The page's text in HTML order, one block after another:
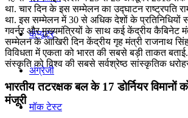
कंप्यूटर
अंग्रेजी
मॉक टेस्ट
था. चार दिन के इस सम्मेलन का उद्घाटन राष्ट्रपति
था. इस सम्मेलन में 30 से अधिक देशों के प्रतिनिधियों
गवर्नर और मुख्यमंत्रियों के साथ कई केंद्रीय कैबिनेट
सम्मेलन के आखिरी दिन केंद्रीय गृह मंत्री राजनाथ
विविधता में एकता को भारत की सबसे बड़ी ताकत बताई.
संस्कृति को विश्व की सबसे सर्वश्रेष्ठ सांस्कृतिक
भारतीय तटरक्षक बल के 17 डोर्नियर विमानों
मंजूरी